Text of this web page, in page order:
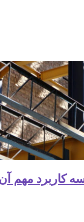
مهم آن ( 150